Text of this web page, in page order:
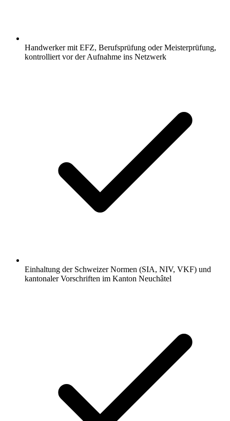
Handwerker mit EFZ, Berufsprüfung oder Meisterprüfung,
kontrolliert vor der Aufnahme ins Netzwerk
Einhaltung der Schweizer Normen (SIA, NIV, VKF) und
kantonaler Vorschriften im Kanton Neuchâtel